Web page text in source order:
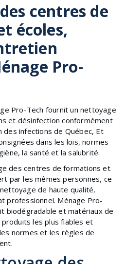
centres de
écoles,
Pro-
Pro-Tech fournit un nettoyage
et désinfection conformément
des infections de Québec, Et
dans les lois, normes
la santé et la salubrité.
des centres de formations et
par les mêmes personnes, ce
de haute qualité,
professionnel. Ménage Pro-
biodégradable et matériaux de
les plus fiables et
normes et les règles de